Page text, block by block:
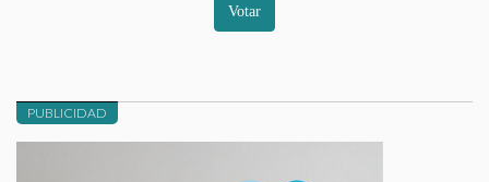
Votar
PUBLICIDAD